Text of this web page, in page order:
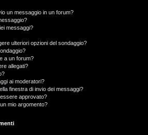
un messaggio in un forum?
messaggi?
ulteriori opzioni del sondaggio?
a un forum?
allegati?
ai moderatori?
finestra di invio dei messaggi?
approvato?
mio argomento?